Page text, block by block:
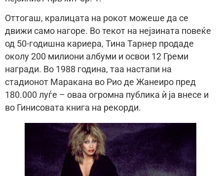
Оттогаш, кралицата на рокот можеше да се
движи само нагоре. Во текот на нејзината повеќе
од 50-годишна кариера, Тина Тарнер продаде
околу 200 милиони албуми и освои 12 Греми
награди. Во 1988 година, таа настапи на
стадионот Маракана во Рио де Жанеиро пред
180.000 луѓе – оваа огромна публика ѝ ја внесе и
во Гинисовата книга на рекорди.